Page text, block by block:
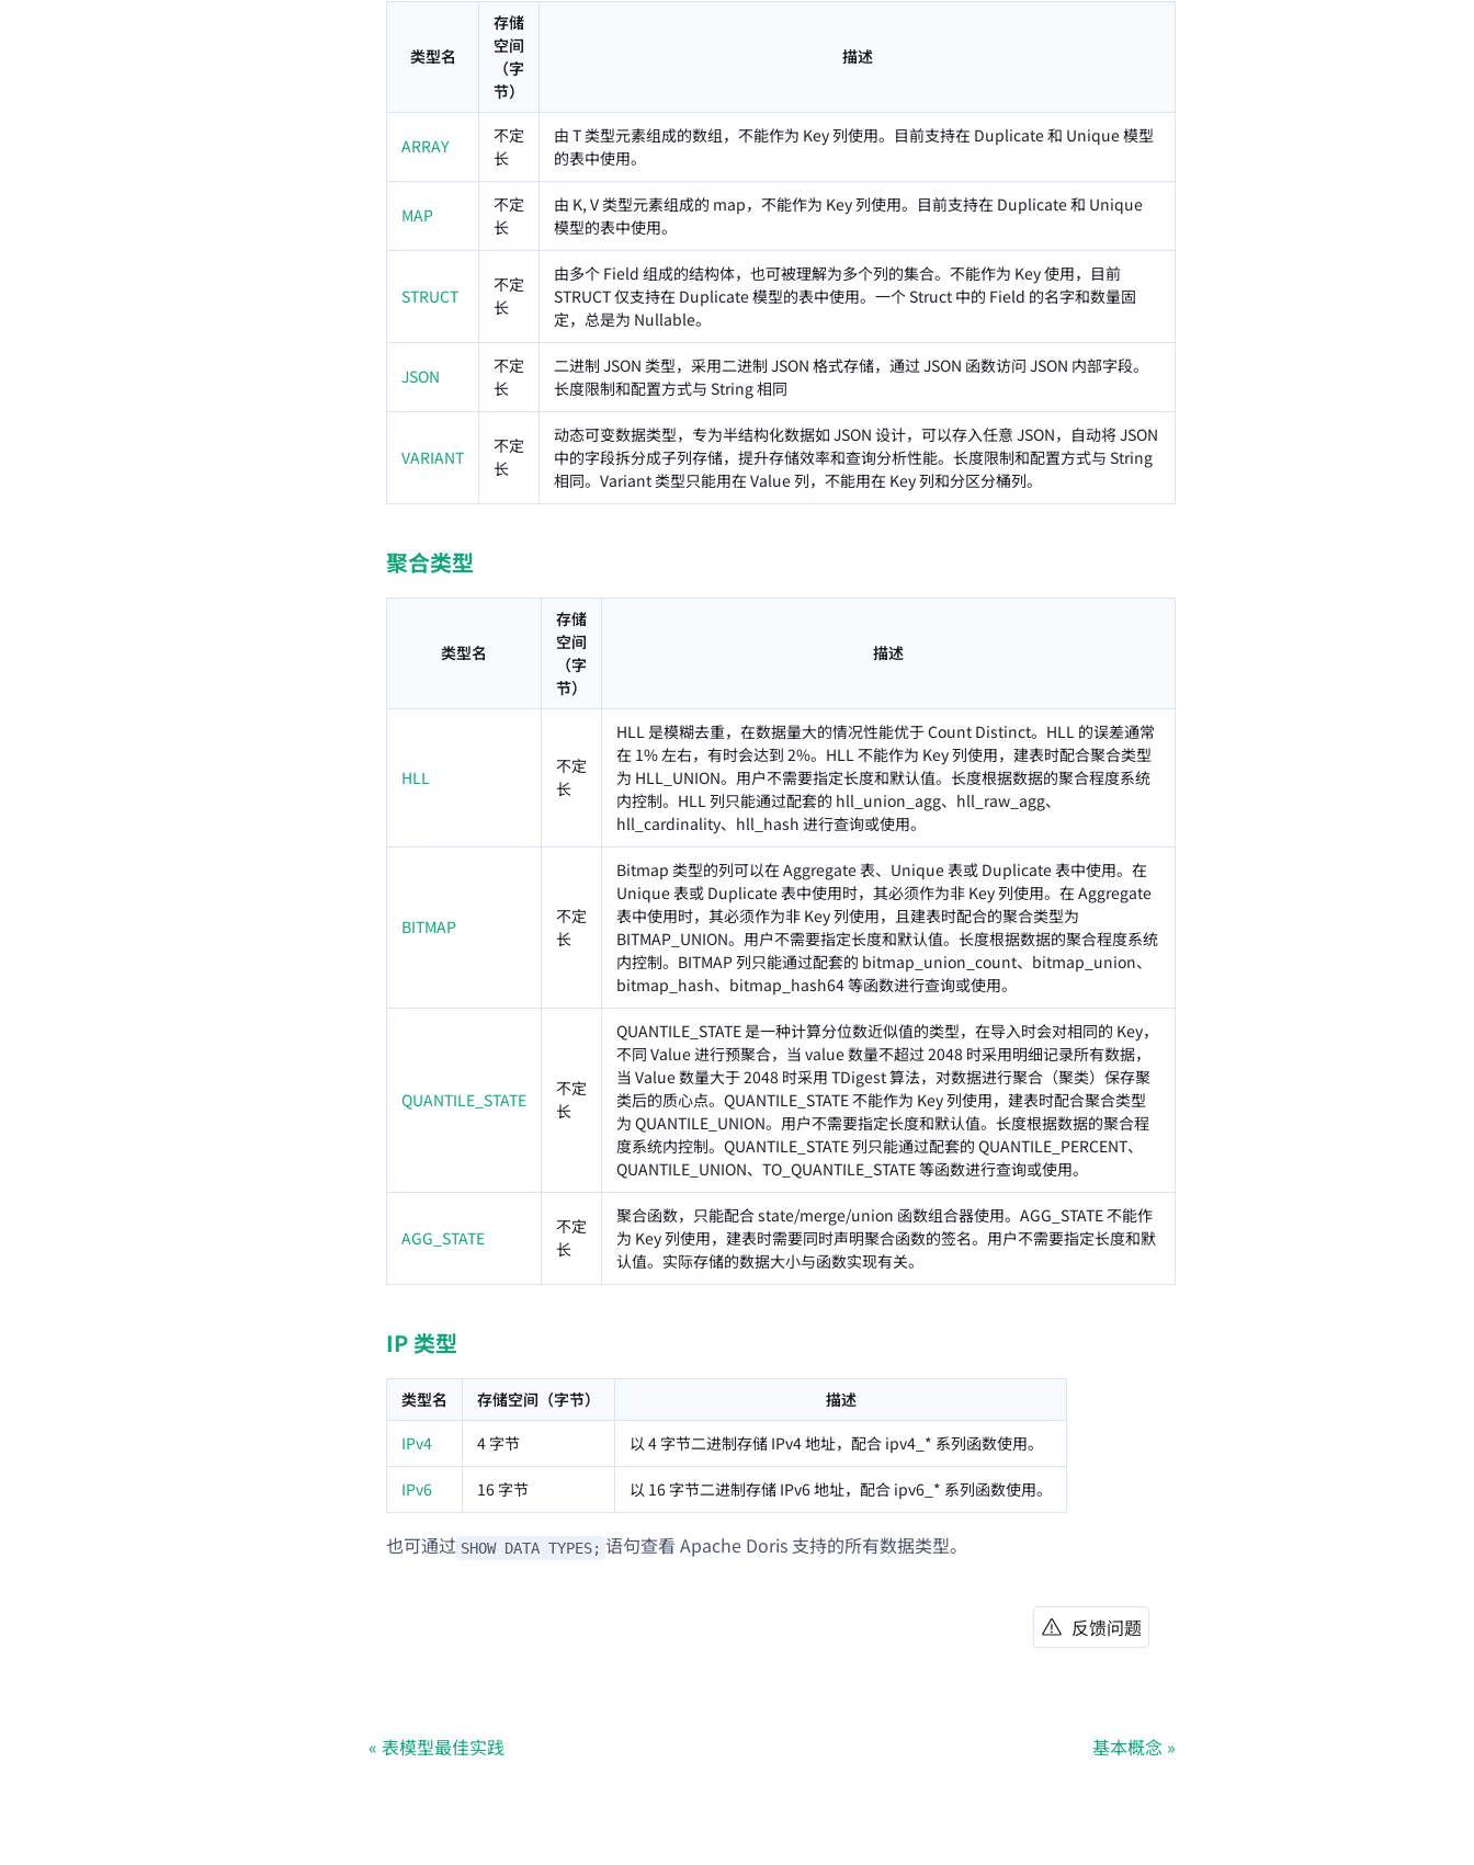
类型名
存储
空间
（字
节）
描述
ARRAY
不定
长
由 T 类型元素组成的数组，不能作为 Key 列使用。目前支持在 Duplicate 和 Unique 模型
的表中使用。
MAP
不定
长
由 K, V 类型元素组成的 map，不能作为 Key 列使用。目前支持在 Duplicate 和 Unique
模型的表中使用。
STRUCT
不定
长
由多个 Field 组成的结构体，也可被理解为多个列的集合。不能作为 Key 使用，目前
STRUCT 仅支持在 Duplicate 模型的表中使用。一个 Struct 中的 Field 的名字和数量固
定，总是为 Nullable。
JSON
不定
长
二进制 JSON 类型，采用二进制 JSON 格式存储，通过 JSON 函数访问 JSON 内部字段。
长度限制和配置方式与 String 相同
VARIANT
不定
长
动态可变数据类型，专为半结构化数据如 JSON 设计，可以存入任意 JSON，自动将 JSON
中的字段拆分成子列存储，提升存储效率和查询分析性能。长度限制和配置方式与 String
相同。Variant 类型只能用在 Value 列，不能用在 Key 列和分区分桶列。
聚合类型
类型名
存储
空间
（字
节）
描述
HLL
不定
长
HLL 是模糊去重，在数据量大的情况性能优于 Count Distinct。HLL 的误差通常
在 1% 左右，有时会达到 2%。HLL 不能作为 Key 列使用，建表时配合聚合类型
为 HLL_UNION。用户不需要指定长度和默认值。长度根据数据的聚合程度系统
内控制。HLL 列只能通过配套的 hll_union_agg、hll_raw_agg、
hll_cardinality、hll_hash 进行查询或使用。
BITMAP
不定
长
Bitmap 类型的列可以在 Aggregate 表、Unique 表或 Duplicate 表中使用。在
Unique 表或 Duplicate 表中使用时，其必须作为非 Key 列使用。在 Aggregate
表中使用时，其必须作为非 Key 列使用，且建表时配合的聚合类型为
BITMAP_UNION。用户不需要指定长度和默认值。长度根据数据的聚合程度系统
内控制。BITMAP 列只能通过配套的 bitmap_union_count、bitmap_union、
bitmap_hash、bitmap_hash64 等函数进行查询或使用。
QUANTILE_STATE
不定
长
QUANTILE_STATE 是一种计算分位数近似值的类型，在导入时会对相同的 Key，
不同 Value 进行预聚合，当 value 数量不超过 2048 时采用明细记录所有数据，
当 Value 数量大于 2048 时采用 TDigest 算法，对数据进行聚合（聚类）保存聚
类后的质心点。QUANTILE_STATE 不能作为 Key 列使用，建表时配合聚合类型
为 QUANTILE_UNION。用户不需要指定长度和默认值。长度根据数据的聚合程
度系统内控制。QUANTILE_STATE 列只能通过配套的 QUANTILE_PERCENT、
QUANTILE_UNION、TO_QUANTILE_STATE 等函数进行查询或使用。
AGG_STATE
不定
长
聚合函数，只能配合 state/merge/union 函数组合器使用。AGG_STATE 不能作
为 Key 列使用，建表时需要同时声明聚合函数的签名。用户不需要指定长度和默
认值。实际存储的数据大小与函数实现有关。
IP 类型
类型名 存储空间（字节）
描述
IPv4
4 字节 以 4 字节二进制存储 IPv4 地址，配合 ipv4_* 系列函数使用。
IPv6 16 字节 以 16 字节二进制存储 IPv6 地址，配合 ipv6_* 系列函数使用。
也可通过 SHOW DATA TYPES; 语句查看 Apache Doris 支持的所有数据类型。
反馈问题
表模型最佳实践 基本概念